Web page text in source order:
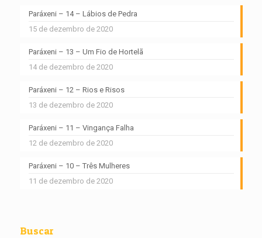
Paráxeni – 14 – Lábios de Pedra
15 de dezembro de 2020
Paráxeni – 13 – Um Fio de Hortelã
14 de dezembro de 2020
Paráxeni – 12 – Rios e Risos
13 de dezembro de 2020
Paráxeni – 11 – Vingança Falha
12 de dezembro de 2020
Paráxeni – 10 – Três Mulheres
11 de dezembro de 2020
Buscar